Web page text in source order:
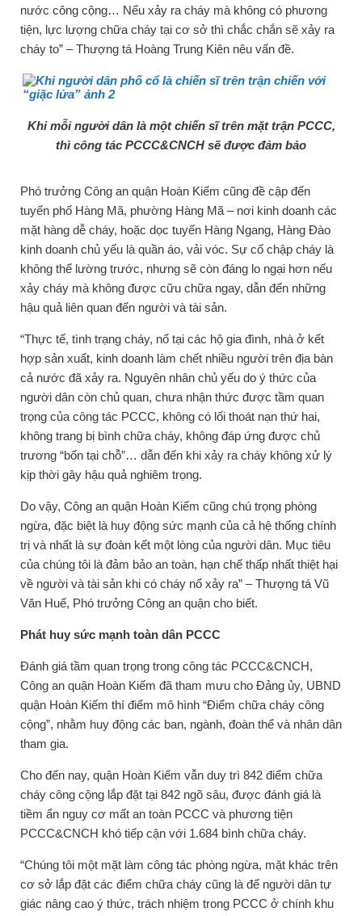
nước công cộng… Nếu xảy ra cháy mà không có phương
tiện, lực lượng chữa cháy tại cơ sở thì chắc chắn sẽ xảy ra
cháy to” – Thượng tá Hoàng Trung Kiên nêu vấn đề.
Khi mỗi người dân là một chiến sĩ trên mặt trận PCCC,
thì công tác PCCC&CNCH sẽ được đảm bảo
Phó trưởng Công an quận Hoàn Kiếm cũng đề cập đến
tuyến phố Hàng Mã, phường Hàng Mã – nơi kinh doanh các
mặt hàng dễ cháy, hoặc dọc tuyến Hàng Ngang, Hàng Đào
kinh doanh chủ yếu là quần áo, vải vóc. Sự cố chập cháy là
không thể lường trước, nhưng sẽ còn đáng lo ngại hơn nếu
xảy cháy mà không được cữu chữa ngay, dẫn đến những
hậu quả liên quan đến người và tài sản.
“Thực tế, tình trạng cháy, nổ tại các hộ gia đình, nhà ở kết
hợp sản xuất, kinh doanh làm chết nhiều người trên địa bàn
cả nước đã xảy ra. Nguyên nhân chủ yếu do ý thức của
người dân còn chủ quan, chưa nhận thức được tầm quan
trọng của công tác PCCC, không có lối thoát nạn thứ hai,
không trang bị bình chữa cháy, không đáp ứng được chủ
trương “bốn tại chỗ”… dẫn đến khi xảy ra cháy không xử lý
kịp thời gây hậu quả nghiêm trọng.
Do vậy, Công an quận Hoàn Kiếm cũng chú trọng phòng
ngừa, đặc biệt là huy động sức mạnh của cả hệ thống chính
trị và nhất là sự đoàn kết một lòng của người dân. Mục tiêu
của chúng tôi là đảm bảo an toàn, hạn chế thấp nhất thiệt hại
về người và tài sản khi có cháy nổ xảy ra” – Thượng tá Vũ
Văn Huế, Phó trưởng Công an quận cho biết.
Phát huy sức mạnh toàn dân PCCC
Đánh giá tầm quan trọng trong công tác PCCC&CNCH,
Công an quận Hoàn Kiếm đã tham mưu cho Đảng ủy, UBND
quận Hoàn Kiếm thí điểm mô hình “Điểm chữa cháy công
cộng”, nhằm huy động các ban, ngành, đoàn thể và nhân dân
tham gia.
Cho đến nay, quận Hoàn Kiếm vẫn duy trì 842 điểm chữa
cháy công cộng lắp đặt tại 842 ngõ sâu, được đánh giá là
tiềm ẩn nguy cơ mất an toàn PCCC và phương tiện
PCCC&CNCH khó tiếp cận với 1.684 bình chữa cháy.
“Chúng tôi một mặt làm công tác phòng ngừa, mặt khác trên
cơ sở lắp đặt các điểm chữa cháy cũng là để người dân tự
giác nâng cao ý thức, trách nhiệm trong PCCC ở chính khu